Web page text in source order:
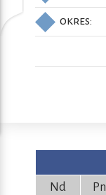
okres:
Nd
Pn